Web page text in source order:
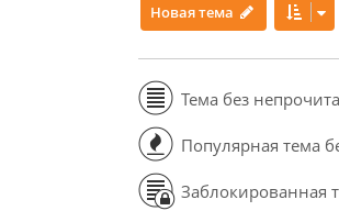
Новая тема
Тема без
Популярная тема
Заблокированная